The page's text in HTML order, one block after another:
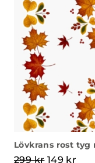
Lövkrans rost tyg
299kr Det
149 kr